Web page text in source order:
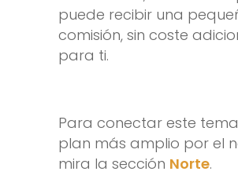
puede recibir una
comisión, sin coste
para ti.
Para conectar este
plan más amplio por el
mira la sección Norte.